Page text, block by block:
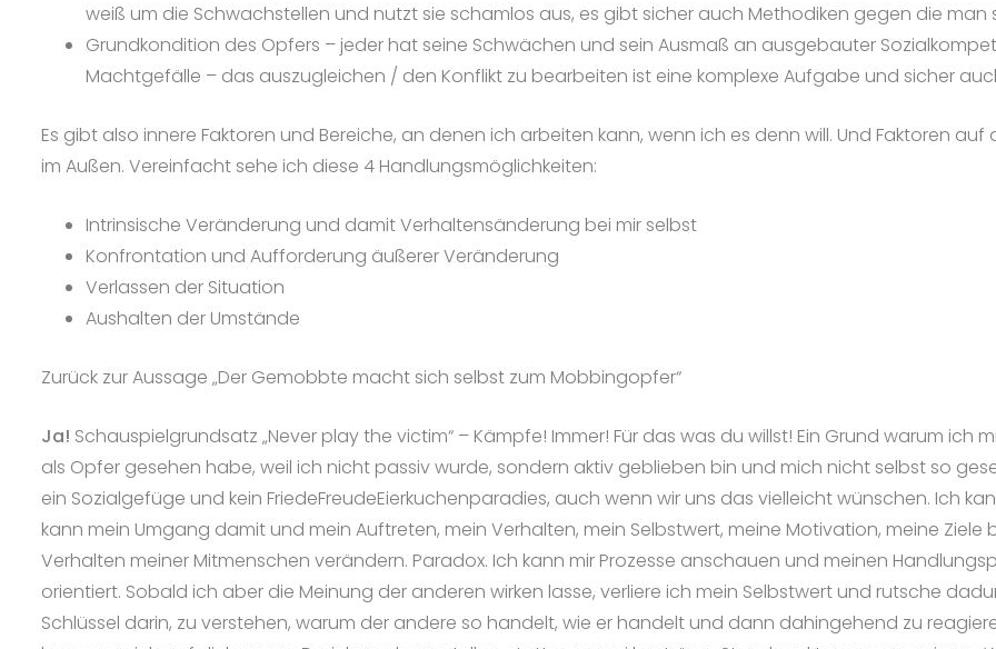
weiß um die Schwachstellen und nutzt sie schamlos aus, es gibt sicher auch Methodiken gegen die
Grundkondition des Opfers – jeder hat seine Schwächen und sein Ausmaß an ausgebauter
Machtgefälle – das auszugleichen / den Konflikt zu bearbeiten ist eine komplexe Aufgabe und sicher
Es gibt also innere Faktoren und Bereiche, an denen ich arbeiten kann, wenn ich es denn will. Und Faktoren
im Außen. Vereinfacht sehe ich diese 4 Handlungsmöglichkeiten:
Intrinsische Veränderung und damit Verhaltensänderung bei mir selbst
Konfrontation und Aufforderung äußerer Veränderung
Verlassen der Situation
Aushalten der Umstände
Zurück zur Aussage „Der Gemobbte macht sich selbst zum Mobbingopfer“
Ja! Schauspielgrundsatz „Never play the victim“ – Kämpfe! Immer! Für das was du willst! Ein Grund warum
als Opfer gesehen habe, weil ich nicht passiv wurde, sondern aktiv geblieben bin und mich nicht selbst so
ein Sozialgefüge und kein FriedeFreudeEierkuchenparadies, auch wenn wir uns das vielleicht wünschen. Ich
kann mein Umgang damit und mein Auftreten, mein Verhalten, mein Selbstwert, meine Motivation, meine
Verhalten meiner Mitmenschen verändern. Paradox. Ich kann mir Prozesse anschauen und meinen
orientiert. Sobald ich aber die Meinung der anderen wirken lasse, verliere ich mein Selbstwert und rutsche
Schlüssel darin, zu verstehen, warum der andere so handelt, wie er handelt und dann dahingehend zu